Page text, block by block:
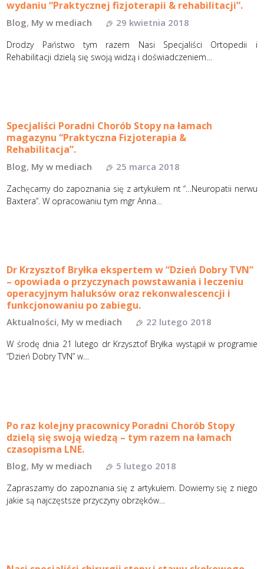
wydaniu “Praktycznej fizjoterapii & rehabilitacji”.
Blog, My w mediach 29 kwietnia 2018
Drodzy Państwo tym razem Nasi Specjaliści Ortopedii i
Rehabilitacji dzielą się swoją widzą i doświadczeniem…
Specjaliści Poradni Chorób Stopy na łamach
magazynu “Praktyczna Fizjoterapia &
Rehabilitacja”.
Blog, My w mediach 25 marca 2018
Zachęcamy do zapoznania się z artykułem nt “…Neuropatii nerwu
Baxtera”. W opracowaniu tym mgr Anna…
Dr Krzysztof Bryłka ekspertem w “Dzień Dobry TVN”
– opowiada o przyczynach powstawania i leczeniu
operacyjnym haluksów oraz rekonwalescencji i
funkcjonowaniu po zabiegu.
Aktualności, My w mediach 22 lutego 2018
W środę dnia 21 lutego dr Krzysztof Bryłka wystąpił w programie
“Dzień Dobry TVN” w…
Po raz kolejny pracownicy Poradni Chorób Stopy
dzielą się swoją wiedzą – tym razem na łamach
czasopisma LNE.
Blog, My w mediach 5 lutego 2018
Zapraszamy do zapoznania się z artykułem. Dowiemy się z niego
jakie są najczęstsze przyczyny obrzęków…